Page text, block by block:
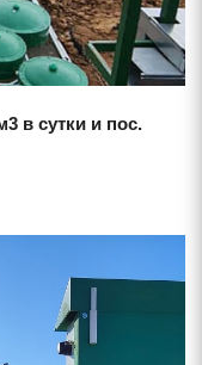
в сутки и пос.